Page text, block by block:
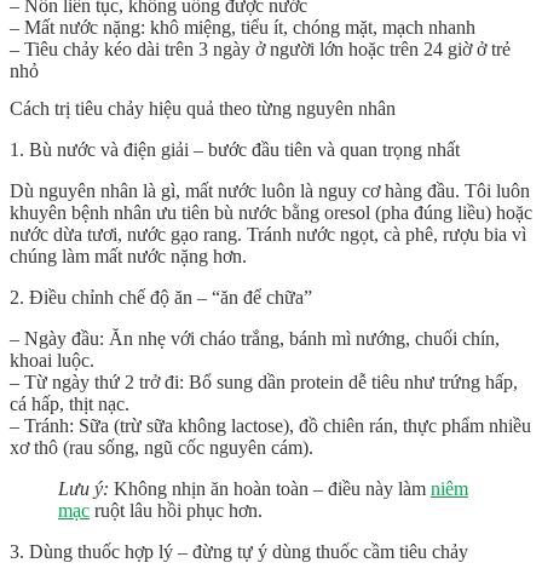
– Nôn liên tục, không uống được nước
– Mất nước nặng: khô miệng, tiểu ít, chóng mặt, mạch nhanh
– Tiêu chảy kéo dài trên 3 ngày ở người lớn hoặc trên 24 giờ ở trẻ
nhỏ
Cách trị tiêu chảy hiệu quả theo từng nguyên nhân
1. Bù nước và điện giải – bước đầu tiên và quan trọng nhất
Dù nguyên nhân là gì, mất nước luôn là nguy cơ hàng đầu. Tôi luôn
khuyên bệnh nhân ưu tiên bù nước bằng oresol (pha đúng liều) hoặc
nước dừa tươi, nước gạo rang. Tránh nước ngọt, cà phê, rượu bia vì
chúng làm mất nước nặng hơn.
2. Điều chỉnh chế độ ăn – “ăn để chữa”
– Ngày đầu: Ăn nhẹ với cháo trắng, bánh mì nướng, chuối chín,
khoai luộc.
– Từ ngày thứ 2 trở đi: Bổ sung dần protein dễ tiêu như trứng hấp,
cá hấp, thịt nạc.
– Tránh: Sữa (trừ sữa không lactose), đồ chiên rán, thực phẩm nhiều
xơ thô (rau sống, ngũ cốc nguyên cám).
Lưu ý: Không nhịn ăn hoàn toàn – điều này làm niêm
mạc ruột lâu hồi phục hơn.
3. Dùng thuốc hợp lý – đừng tự ý dùng thuốc cầm tiêu chảy